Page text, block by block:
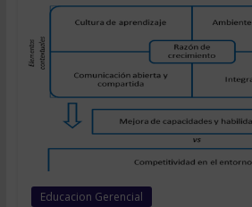
Educacion Gerencial